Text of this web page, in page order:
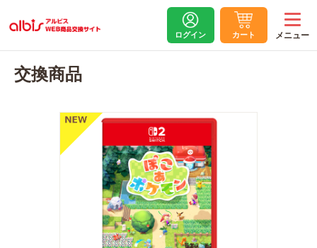
ログイン カート
交換商品